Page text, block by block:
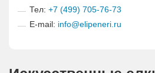
Тел: +7 (499) 705-76-73
E-mail: info@elipeneri.ru